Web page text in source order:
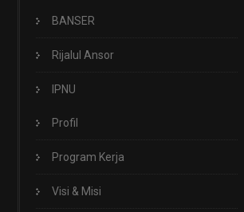
BANSER
Rijalul Ansor
IPNU
Profil
Program Kerja
Visi & Misi